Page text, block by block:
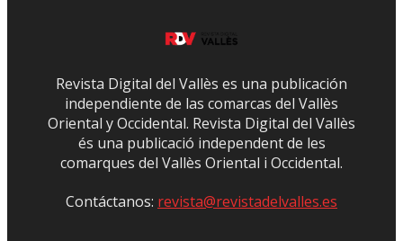
Revista Digital del Vallès es una publicación
independiente de las comarcas del Vallès
Oriental y Occidental. Revista Digital del Vallès
és una publicació independent de les
comarques del Vallès Oriental i Occidental.
Contáctanos: revista@revistadelvalles.es